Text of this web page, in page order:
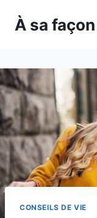
À sa façon
CONSEILS DE VIE